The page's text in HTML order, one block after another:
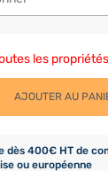
les
AJOUTER AU
dès 400€ HT de
ou européenne